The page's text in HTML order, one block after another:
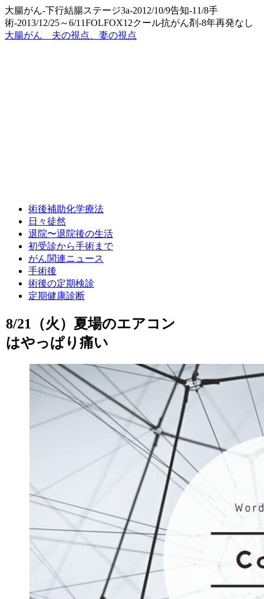
大腸がん-下行結腸ステージ3a-2012/10/9告知-11/8手
術-2013/12/25～6/11FOLFOX12クール抗がん剤-8年再発なし
大腸がん 夫の視点、妻の視点
術後補助化学療法
日々徒然
退院〜退院後の生活
初受診から手術まで
がん関連ニュース
手術後
術後の定期検診
定期健康診断
8/21（火）夏場のエアコン
はやっぱり痛い